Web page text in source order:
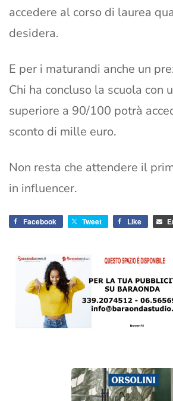
accedere al corso di laurea
desidera.
E per i maturandi anche un
Chi ha concluso la scuola con
superiore a 90/100 potrà
sconto di mille euro.
Non resta che attendere il
in influencer.
Facebook Tweet Like